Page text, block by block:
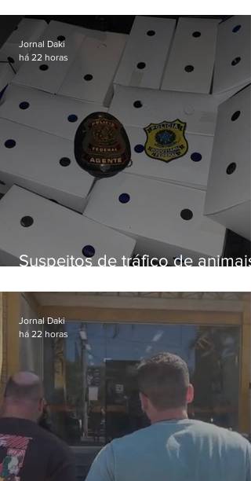
Fluminense
Suspeitos de tráfico de animais
aves
Jornal Daki
há 22 horas
Jornal Daki
há 22 horas